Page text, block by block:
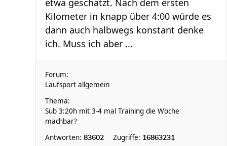
etwa geschätzt. Nach dem ersten
Kilometer in knapp über 4:00 würde es
dann auch halbwegs konstant denke
ich. Muss ich aber ...
Forum:
Laufsport allgemein
Thema:
Sub 3:20h mit 3-4 mal Training die Woche
machbar?
Antworten: 83602 Zugriffe: 16863231